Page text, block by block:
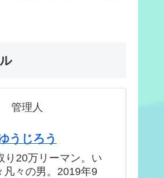
管理人
うじろう
り20万リーマン。い
凡々の男。2019年9